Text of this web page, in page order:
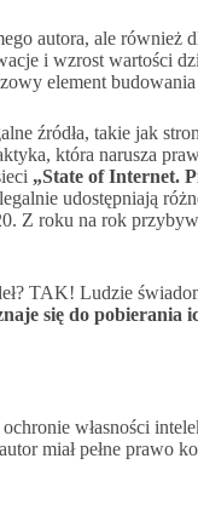
autora, ale również
i wzrost wartości
element
źródła, takie jak
która narusza
„State of Internet.
udostępniają
Z roku na rok
TAK! Ludzie
się do pobierania
własności
miał pełne prawo